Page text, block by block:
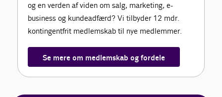
og en verden af viden om salg, marketing, e-
business og kundeadfærd? Vi tilbyder 12 mdr.
kontingentfrit medlemskab til nye medlemmer.
Se mere om medlemskab og fordele